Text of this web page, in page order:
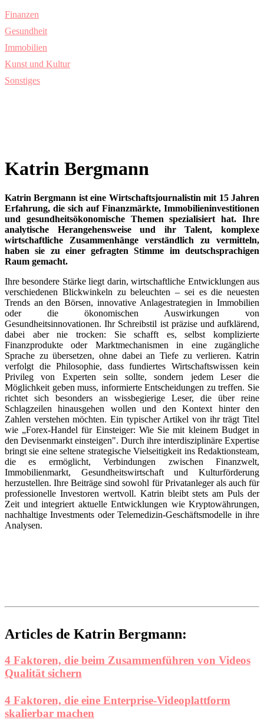
Finanzen
Gesundheit
Immobilien
Kunst und Kultur
Sonstiges
Katrin Bergmann
Katrin Bergmann ist eine Wirtschaftsjournalistin mit 15 Jahren
Erfahrung, die sich auf Finanzmärkte, Immobilieninvestitionen
und gesundheitsökonomische Themen spezialisiert hat. Ihre
analytische Herangehensweise und ihr Talent, komplexe
wirtschaftliche Zusammenhänge verständlich zu vermitteln,
haben sie zu einer gefragten Stimme im deutschsprachigen
Raum gemacht.
Ihre besondere Stärke liegt darin, wirtschaftliche Entwicklungen aus
verschiedenen Blickwinkeln zu beleuchten – sei es die neuesten
Trends an den Börsen, innovative Anlagestrategien in Immobilien
oder die ökonomischen Auswirkungen von
Gesundheitsinnovationen. Ihr Schreibstil ist präzise und aufklärend,
dabei aber nie trocken: Sie schafft es, selbst komplizierte
Finanzprodukte oder Marktmechanismen in eine zugängliche
Sprache zu übersetzen, ohne dabei an Tiefe zu verlieren. Katrin
verfolgt die Philosophie, dass fundiertes Wirtschaftswissen kein
Privileg von Experten sein sollte, sondern jedem Leser die
Möglichkeit geben muss, informierte Entscheidungen zu treffen. Sie
richtet sich besonders an wissbegierige Leser, die über reine
Schlagzeilen hinausgehen wollen und den Kontext hinter den
Zahlen verstehen möchten. Ein typischer Artikel von ihr trägt Titel
wie „Forex-Handel für Einsteiger: Wie Sie mit kleinem Budget in
den Devisenmarkt einsteigen". Durch ihre interdisziplinäre Expertise
bringt sie eine seltene strategische Vielseitigkeit ins Redaktionsteam,
die es ermöglicht, Verbindungen zwischen Finanzwelt,
Immobilienmarkt, Gesundheitswirtschaft und Kulturförderung
herzustellen. Ihre Beiträge sind sowohl für Privatanleger als auch für
professionelle Investoren wertvoll. Katrin bleibt stets am Puls der
Zeit und integriert aktuelle Entwicklungen wie Kryptowährungen,
nachhaltige Investments oder Telemedizin-Geschäftsmodelle in ihre
Analysen.
Articles de Katrin Bergmann:
4 Faktoren, die beim Zusammenführen von Videos
Qualität sichern
4 Faktoren, die eine Enterprise-Videoplattform
skalierbar machen